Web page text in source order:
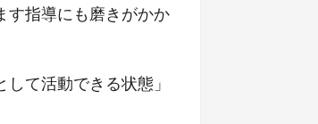
す指導にも磨きがかか
て活動できる状態」